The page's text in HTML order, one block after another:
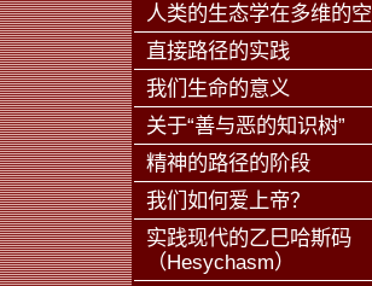
人类的生态学在多维的
直接路径的实践
我们生命的意义
关于“善与恶的知识树”
精神的路径的阶段
我们如何爱上帝？
实践现代的乙巳哈斯码
（Hesychasm）